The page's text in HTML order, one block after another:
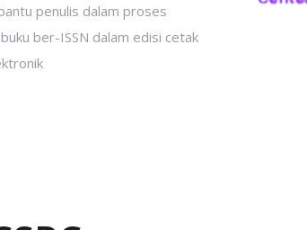
penulis dalam proses
ber-ISSN dalam edisi cetak